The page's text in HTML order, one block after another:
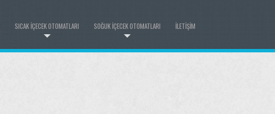
ILETIŞIM
SOĞUK İÇECEK OTOMATLARI
SICAK İÇECEK OTOMATLARI